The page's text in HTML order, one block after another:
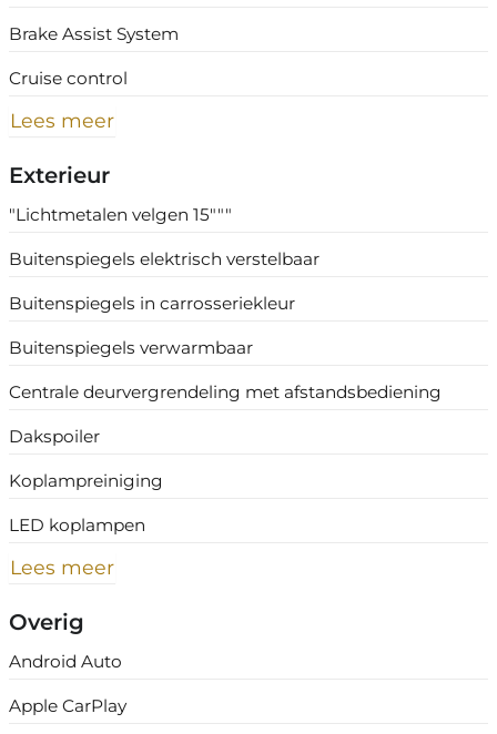
Brake Assist System
Cruise control
Lees meer
Exterieur
"Lichtmetalen velgen 15"""
Buitenspiegels elektrisch verstelbaar
Buitenspiegels in carrosseriekleur
Buitenspiegels verwarmbaar
Centrale deurvergrendeling met afstandsbediening
Dakspoiler
Koplampreiniging
LED koplampen
Lees meer
Overig
Android Auto
Apple CarPlay